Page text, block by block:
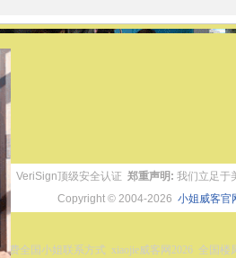
VeriSign顶级安全认证 郑重声明: 我们立足于
Copyright © 2004-2026 小姐威客官
费全国小姐联系方式 xiaojie威客网2026 全国楼